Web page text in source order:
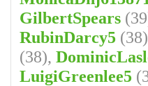
GilbertSpears
RubinDarcy5
(38),
LuigiGreenlee5